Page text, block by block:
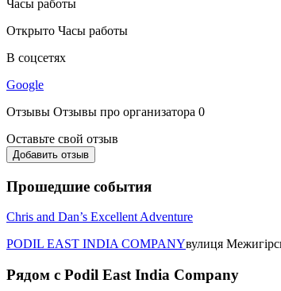
Часы работы
Открыто Часы работы
В соцсетях
Google
Отзывы Отзывы про организатора 0
Оставьте свой отзыв
Добавить отзыв
Прошедшие события
Chris and Dan’s Excellent Adventure
PODIL EAST INDIA COMPANYвулиця
Рядом с Podil East India Company